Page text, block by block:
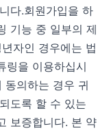
다.회원가입을 하
기능 중 일부의 제
자인 경우에는 법
링을 이용하십시
동의하는 경우 귀
도록 할 수 있는
보증합니다. 본 약